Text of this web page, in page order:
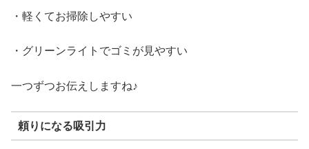
・軽くてお掃除しやすい
・グリーンライトでゴミが見やすい
一つずつお伝えしますね♪
頼りになる吸引力